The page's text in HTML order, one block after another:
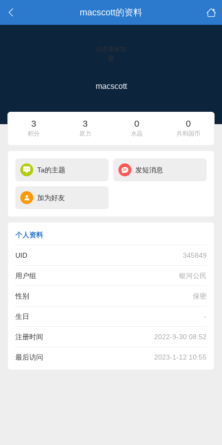
macscott的资料
点击重新加
载
macscott
3
积分
3
原力
0
水晶
0
共和国币
Ta的主题 发短消息
加为好友
个人资料
UID 345849
用户组 银河公民
性别 保密
生日 -
注册时间 2022-9-30 08:52
最后访问 2023-1-12 10:55